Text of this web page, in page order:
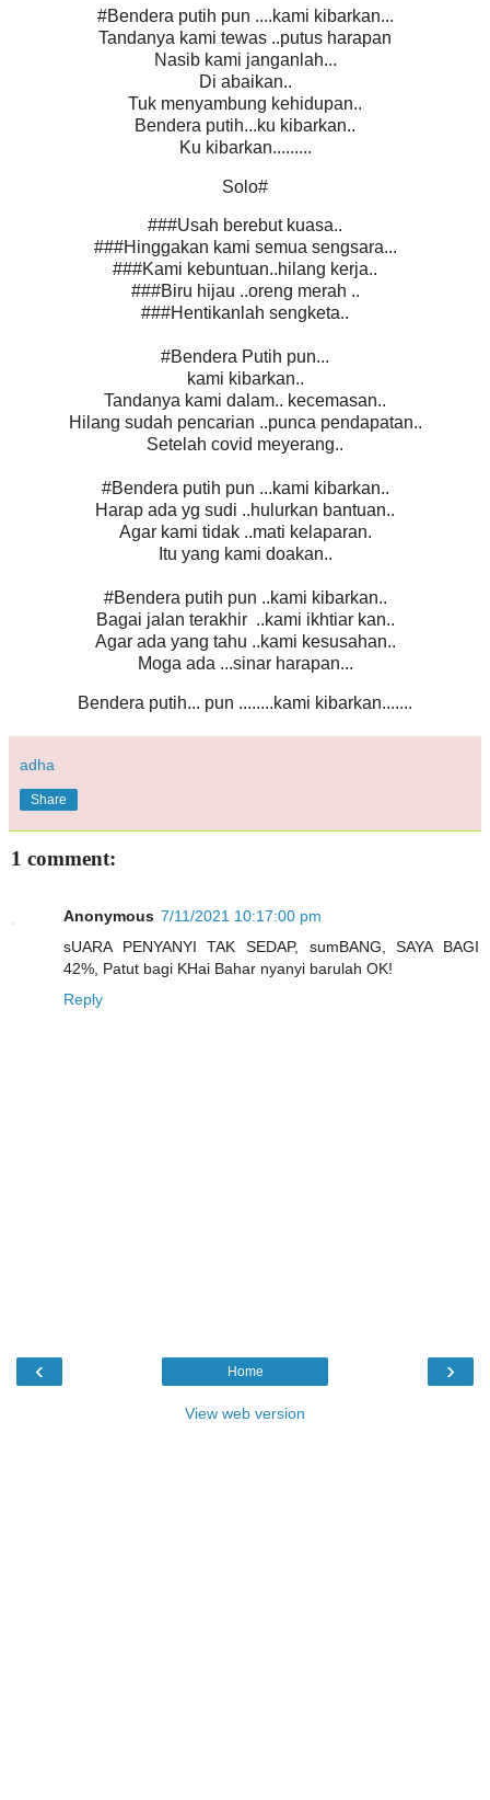
#Bendera putih pun ....kami kibarkan...
Tandanya kami tewas ..putus harapan
Nasib kami janganlah...
Di abaikan..
Tuk menyambung kehidupan..
Bendera putih...ku kibarkan..
Ku kibarkan.........
Solo#
###Usah berebut kuasa..
###Hinggakan kami semua sengsara...
###Kami kebuntuan..hilang kerja..
###Biru hijau ..oreng merah ..
###Hentikanlah sengketa..
#Bendera Putih pun...
kami kibarkan..
Tandanya kami dalam.. kecemasan..
Hilang sudah pencarian ..punca pendapatan..
Setelah covid meyerang..
#Bendera putih pun ...kami kibarkan..
Harap ada yg sudi ..hulurkan bantuan..
Agar kami tidak ..mati kelaparan.
Itu yang kami doakan..
#Bendera putih pun ..kami kibarkan..
Bagai jalan terakhir ..kami ikhtiar kan..
Agar ada yang tahu ..kami kesusahan..
Moga ada ...sinar harapan...
Bendera putih... pun ........kami kibarkan.......
adha
Share
1 comment:
Anonymous 7/11/2021 10:17:00 pm
sUARA PENYANYI TAK SEDAP, sumBANG, SAYA BAGI
42%, Patut bagi KHai Bahar nyanyi barulah OK!
Reply
‹ ›
Home
View web version